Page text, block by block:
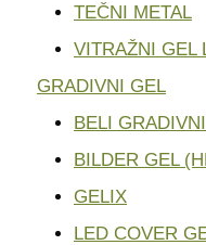
TEČNI METAL
VITRAŽNI GEL
GRADIVNI GEL
BELI
BILDER GEL
GELIX
LED COVER